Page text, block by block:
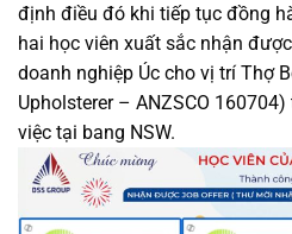
định điều đó khi tiếp tục đồng
hai học viên xuất sắc nhận
doanh nghiệp Úc cho vị trí Thợ
Upholsterer – ANZSCO
việc tại bang NSW.